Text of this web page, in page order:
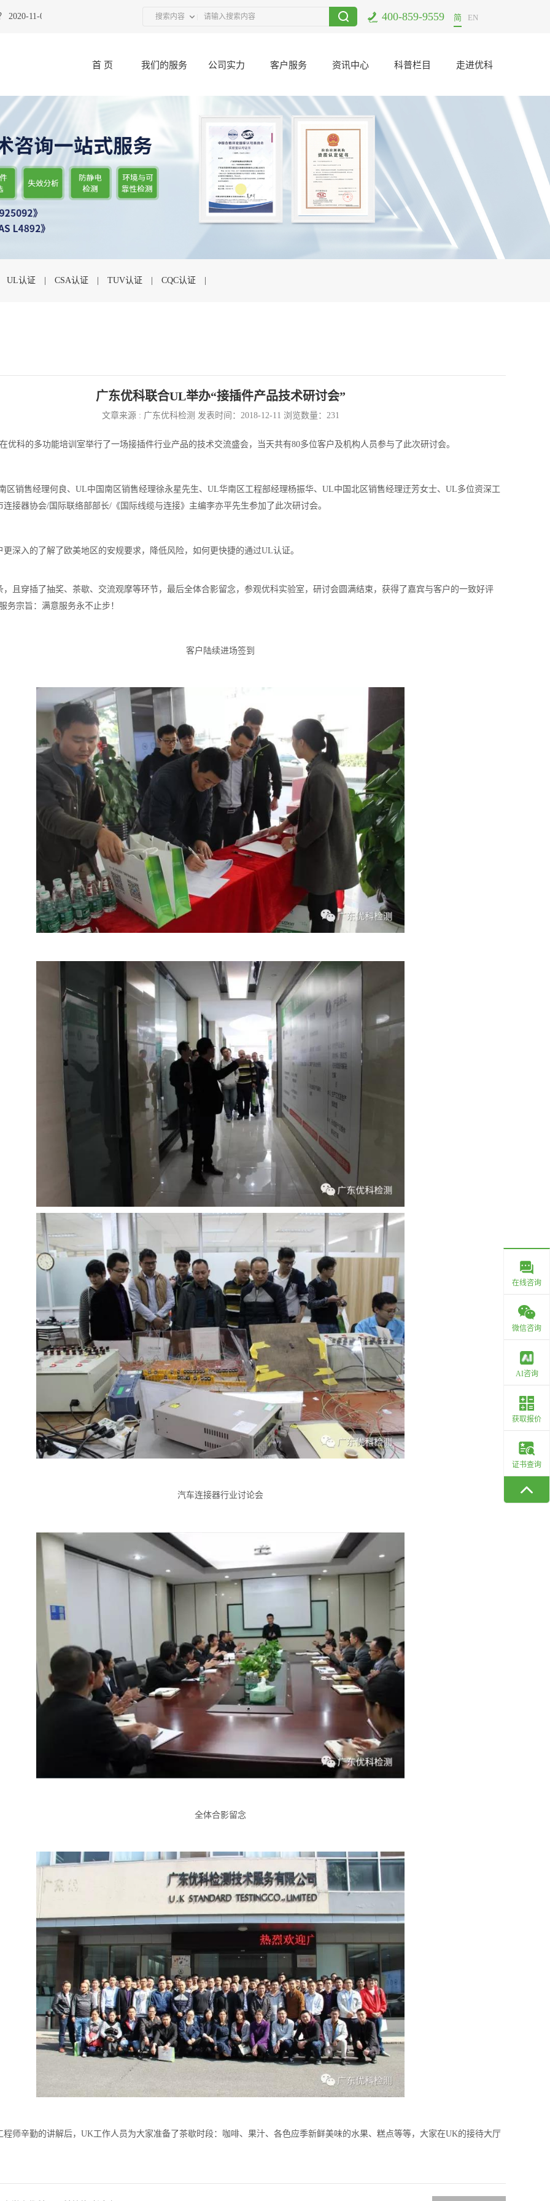
在线咨询
微信咨询
AI咨询
获取报价
证书查询
11-01 2017-12-11
热烈祝贺广东优科联合UL举办的“接插件产品技术研讨会”圆满结束 电子元器件二次筛选哪里可以做？
400-859-9559 简 EN
搜索内容
首 页 我们的服务 公司实力 客户服务 资讯中心 科普栏目 走进优科
UL认证 CSA认证 TUV认证 CQC认证
广东优科联合UL举办“接插件产品技术研讨会”
文章来源 : 广东优科检测 发表时间：2018-12-11 浏览数量： 231
优科的多功能培训室举行了一场接插件行业产品的技术交流盛会，当天共有80多位客户及机构人员参与了此次研讨会。
区销售经理何良、UL中国南区销售经理徐永星先生、UL华南区工程部经理杨振华、UL中国北区销售经理迂芳女士、UL多位资深工
接器协会/国际联络部部长/《国际线缆与连接》主编李亦平先生参加了此次研讨会。
更深入的了解了欧美地区的安规要求，降低风险，如何更快捷的通过UL认证。
，且穿插了抽奖、茶歇、交流观摩等环节，最后全体合影留念，参观优科实验室，研讨会圆满结束，获得了嘉宾与客户的一致好评
宗旨：满意服务永不止步！
客户陆续进场签到
汽车连接器行业讨论会
全体合影留念
程师辛勤的讲解后，UK工作人员为大家准备了茶歇时段：咖啡、果汁、各色应季新鲜美味的水果、糕点等等，大家在UK的接待大厅